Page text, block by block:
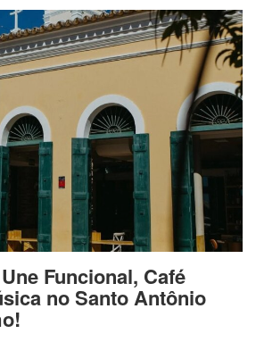
Funcional, Café
no Santo Antônio